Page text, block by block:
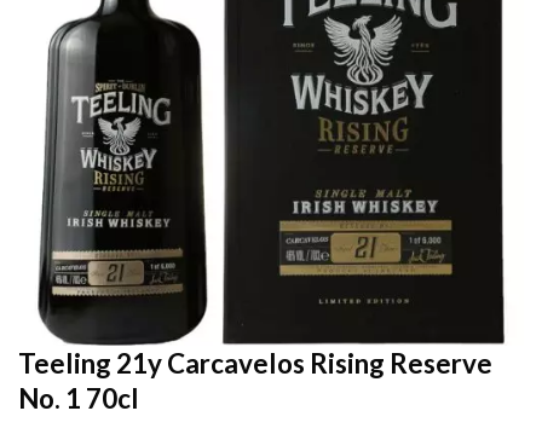
Teeling 21y Carcavelos Rising Reserve
No. 1 70cl